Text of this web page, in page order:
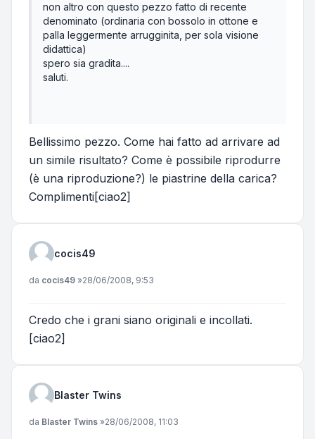
non altro con questo pezzo fatto di recente
denominato (ordinaria con bossolo in ottone e
palla leggermente arrugginita, per sola visione
didattica)
spero sia gradita....
saluti.
Bellissimo pezzo. Come hai fatto ad arrivare ad
un simile risultato? Come è possibile riprodurre
(è una riproduzione?) le piastrine della carica?
Complimenti[ciao2]
cocis49
Messaggio
da cocis49 »28/06/2008, 9:53
Credo che i grani siano originali e incollati.
[ciao2]
Blaster Twins
Messaggio
da Blaster Twins »28/06/2008, 11:03